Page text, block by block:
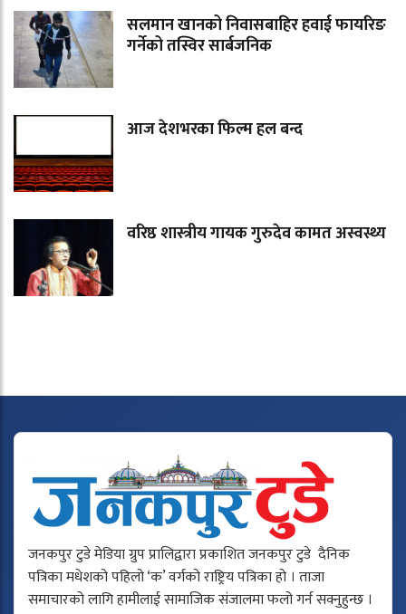
सलमान खानको निवासबाहिर हवाई फायरिङ
गर्नेको तस्विर सार्बजनिक
आज देशभरका फिल्म हल बन्द
वरिष्ठ शास्त्रीय गायक गुरुदेव कामत अस्वस्थ्य
जनकपुर टुडे मेडिया ग्रुप प्रालिद्वारा प्रकाशित जनकपुर टुडे दैनिक
पत्रिका मधेशको पहिलो ‘क’ वर्गको राष्ट्रिय पत्रिका हो । ताजा
समाचारको लागि हामीलाई सामाजिक संजालमा फलो गर्न सक्नुहुन्छ ।